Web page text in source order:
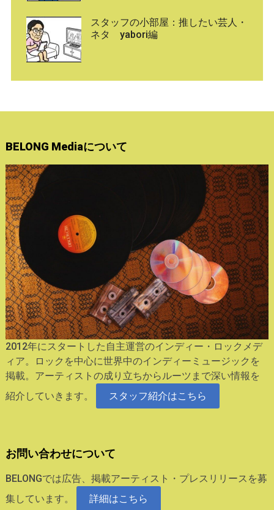
スタッフの小部屋：推したい芸人・
ネタ yabori編
BELONG Mediaについて
2012年にスタートした自主運営のインディー・ロックメデ
ィア。ロックを中心に世界中のインディーミュージックを
掲載。アーティストの成り立ちからルーツまで深い情報を
紹介していきます。
スタッフ紹介はこちら
お問い合わせについて
BELONGでは広告、掲載アーティスト・プレスリリースを募
集しています。
詳細はこちら